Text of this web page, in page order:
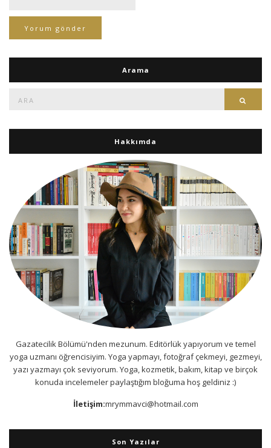
Arama
Hakkımda
Gazatecilik Bölümü'nden mezunum. Editörlük yapıyorum ve temel
yoga uzmanı öğrencisiyim. Yoga yapmayı, fotoğraf çekmeyi, gezmeyi,
yazı yazmayı çok seviyorum. Yoga, kozmetik, bakım, kitap ve birçok
konuda incelemeler paylaştığım bloğuma hoş geldiniz :)
İletişim:mrymmavci@hotmail.com
Son Yazılar